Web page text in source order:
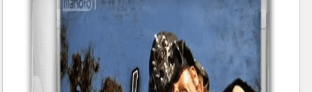
سرگرمی
شناخت کودکان
علم و فناوری